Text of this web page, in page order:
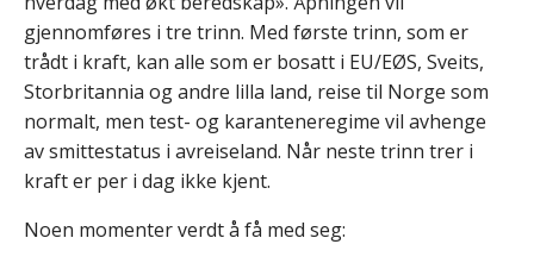
gjennomføres i tre trinn. Med første trinn, som er
trådt i kraft, kan alle som er bosatt i EU/EØS, Sveits,
Storbritannia og andre lilla land, reise til Norge som
normalt, men test- og karanteneregime vil avhenge
av smittestatus i avreiseland. Når neste trinn trer i
kraft er per i dag ikke kjent.
Noen momenter verdt å få med seg: